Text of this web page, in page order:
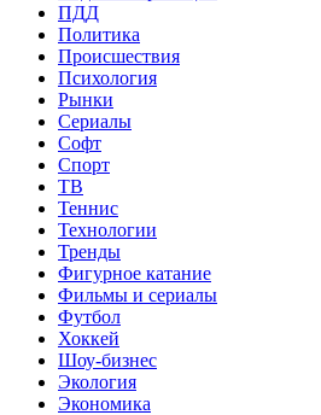
ПДД
Политика
Происшествия
Психология
Рынки
Сериалы
Софт
Спорт
ТВ
Теннис
Технологии
Тренды
Фигурное катание
Фильмы и сериалы
Футбол
Хоккей
Шоу-бизнес
Экология
Экономика